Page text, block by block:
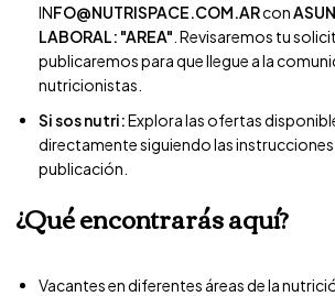
INFO@NUTRISPACE.COM.ARcon
LABORAL: "AREA" . Revisaremos tu
publicaremos para que llegue a la
nutricionistas.
Si sos nutri:Explora las ofertas
directamente siguiendo las instrucciones
publicación.
¿Qué encontrarás aquí?
Vacantes en diferentes áreas de la